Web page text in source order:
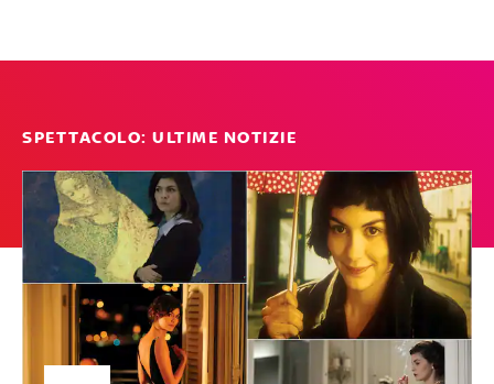
SPETTACOLO: ULTIME NOTIZIE